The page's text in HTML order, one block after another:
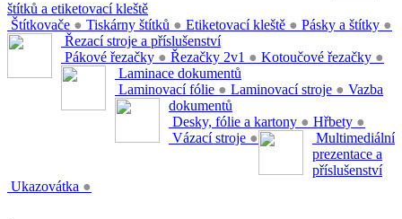
štítků a etiketovací kleště
Štítkovače ● Tiskárny štítků ● Etiketovací kleště ● Pásky a štítky ●
Řezací stroje a příslušenství
Pákové řezačky ● Řezačky 2v1 ● Kotoučové řezačky ●
Laminace dokumentů
Laminovací fólie ● Laminovací stroje ● Vazba
dokumentů
Desky, fólie a kartony ● Hřbety ●
Vázací stroje ●
Multimediální
prezentace a
příslušenství
Ukazovátka ●